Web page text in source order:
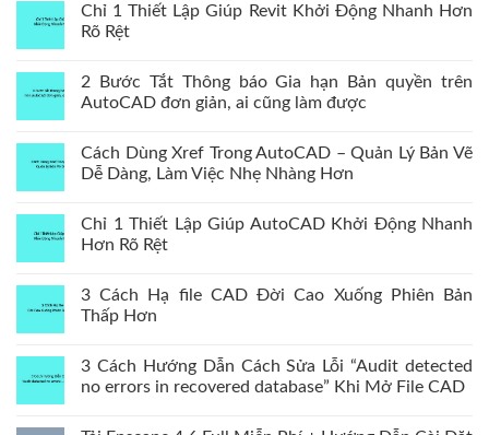
Chỉ 1 Thiết Lập Giúp Revit Khởi Động Nhanh Hơn
Rõ Rệt
2 Bước Tắt Thông báo Gia hạn Bản quyền trên
AutoCAD đơn giản, ai cũng làm được
Cách Dùng Xref Trong AutoCAD – Quản Lý Bản Vẽ
Dễ Dàng, Làm Việc Nhẹ Nhàng Hơn
Chỉ 1 Thiết Lập Giúp AutoCAD Khởi Động Nhanh
Hơn Rõ Rệt
3 Cách Hạ file CAD Đời Cao Xuống Phiên Bản
Thấp Hơn
3 Cách Hướng Dẫn Cách Sửa Lỗi “Audit detected
no errors in recovered database” Khi Mở File CAD